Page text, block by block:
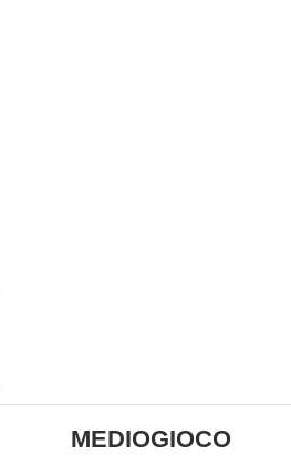
MEDIOGIOCO